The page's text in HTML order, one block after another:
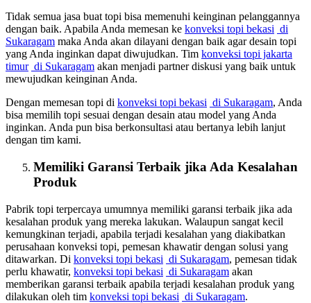
Tidak semua jasa buat topi bisa memenuhi keinginan pelanggannya
dengan baik. Apabila Anda memesan ke konveksi topi bekasi di
Sukaragam maka Anda akan dilayani dengan baik agar desain topi
yang Anda inginkan dapat diwujudkan. Tim konveksi topi jakarta
timur di Sukaragam akan menjadi partner diskusi yang baik untuk
mewujudkan keinginan Anda.
Dengan memesan topi di konveksi topi bekasi di Sukaragam, Anda
bisa memilih topi sesuai dengan desain atau model yang Anda
inginkan. Anda pun bisa berkonsultasi atau bertanya lebih lanjut
dengan tim kami.
Memiliki Garansi Terbaik jika Ada Kesalahan
Produk
Pabrik topi terpercaya umumnya memiliki garansi terbaik jika ada
kesalahan produk yang mereka lakukan. Walaupun sangat kecil
kemungkinan terjadi, apabila terjadi kesalahan yang diakibatkan
perusahaan konveksi topi, pemesan khawatir dengan solusi yang
ditawarkan. Di konveksi topi bekasi di Sukaragam, pemesan tidak
perlu khawatir, konveksi topi bekasi di Sukaragam akan
memberikan garansi terbaik apabila terjadi kesalahan produk yang
dilakukan oleh tim konveksi topi bekasi di Sukaragam.